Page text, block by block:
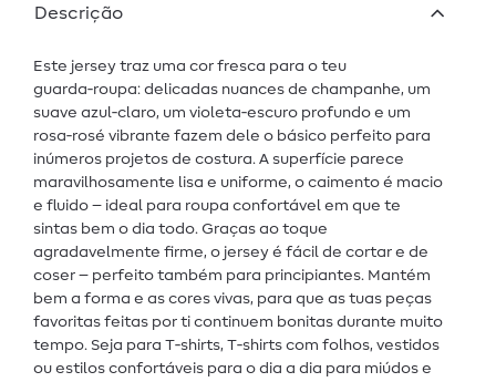
Descrição
Este jersey traz uma cor fresca para o teu
guarda‑roupa: delicadas nuances de champanhe, um
suave azul‑claro, um violeta‑escuro profundo e um
rosa‑rosé vibrante fazem dele o básico perfeito para
inúmeros projetos de costura. A superfície parece
maravilhosamente lisa e uniforme, o caimento é macio
e fluido – ideal para roupa confortável em que te
sintas bem o dia todo. Graças ao toque
agradavelmente firme, o jersey é fácil de cortar e de
coser – perfeito também para principiantes. Mantém
bem a forma e as cores vivas, para que as tuas peças
favoritas feitas por ti continuem bonitas durante muito
tempo. Seja para T‑shirts, T‑shirts com folhos, vestidos
ou estilos confortáveis para o dia a dia para miúdos e